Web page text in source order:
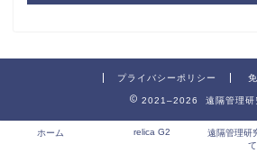
プライバシーポリシー
2021–2026 遠隔管理研
ホーム relica G2
遠隔管理研
て